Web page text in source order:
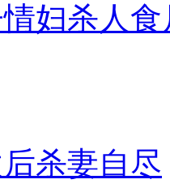
妇杀人食
杀妻自尽